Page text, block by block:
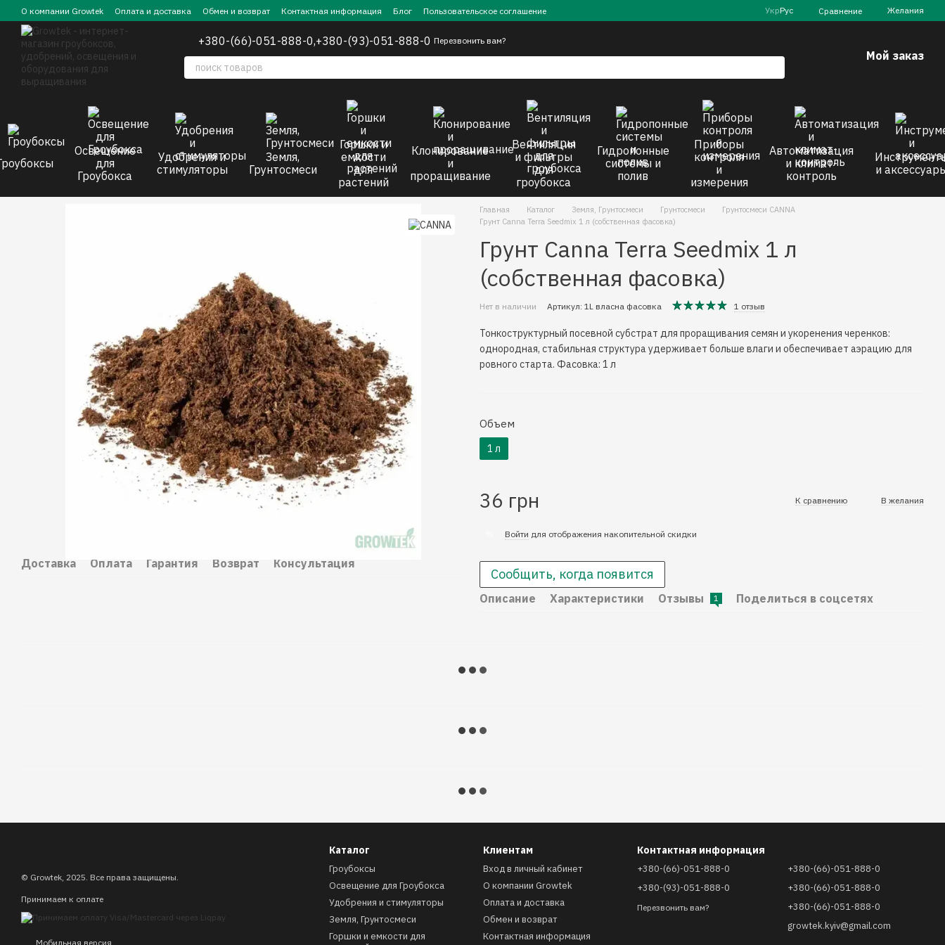
Перейти к основному контенту
О компании Growtek Оплата и доставка Обмен и возврат Контактная информация Блог Пользовательское соглашение УкрРус Сравнение Желания
+380-(66)-051-888-0,+380-(93)-051-888-0 Перезвонить вам?
Мой заказ
Освещение
для
Гроубокса
Удобрения и
стимуляторы
Земля,
Грунтосмеси
Горшки и
емкости
для
растений
Клонирование
и
проращивание
Вентиляция
и фильтры
для
гроубокса
Гидропонные
системы и
полив
Приборы
контроля
и
измерения
Автоматизация
и климат-
контроль
и
Доставка Оплата Гарантия Возврат Консультация
Главная Каталог Земля, Грунтосмеси Грунтосмеси
Грунтосмеси CANNA
Грунт Canna Terra Seedmix 1 л (собственная фасовка)
Грунт Canna Terra Seedmix 1 л
(собственная фасовка)
Нет в наличии Артикул: 1L власна фасовка 1 отзыв
Тонкоструктурный посевной субстрат для проращивания семян и укоренения черенков:
однородная, стабильная структура удерживает больше влаги и обеспечивает аэрацию для
ровного старта. Фасовка: 1 л
Объем
1 л
36 грн К сравнению В желания
Войти для отображения накопительной скидки
Сообщить, когда появится
Описание Характеристики Отзывы 1 Поделиться в соцсетях
© Growtek, 2025. Все права защищены.
Принимаем к оплате
Мобильная версия
Каталог
Гроубоксы
Освещение для Гроубокса
Удобрения и стимуляторы
Земля, Грунтосмеси
Горшки и емкости для
Клиентам
Вход в личный кабинет
О компании Growtek
Оплата и доставка
Обмен и возврат
Контактная информация
Контактная информация
+380-(66)-051-888-0
+380-(93)-051-888-0
Перезвонить вам?
+380-(66)-051-888-0
+380-(66)-051-888-0
+380-(66)-051-888-0
growtek.kyiv@gmail.com